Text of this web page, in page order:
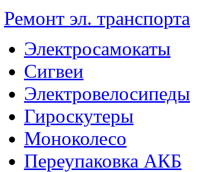
Ремонт эл. транспорта
Электросамокаты
Сигвеи
Электровелосипеды
Гироскутеры
Моноколесо
Переупаковка АКБ